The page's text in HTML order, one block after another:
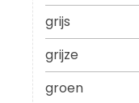
grijs
grijze
groen